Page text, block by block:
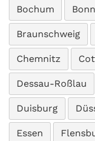
Bochum Bonn
Braunschweig
Chemnitz
Dessau-Roßlau
Duisburg
Essen